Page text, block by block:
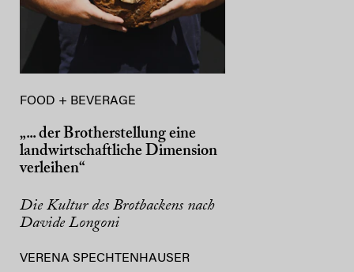
FOOD + BEVERAGE
„... der Brotherstellung eine
landwirtschaftliche Dimension
verleihen“
Die Kultur des Brotbackens nach
Davide Longoni
VERENA SPECHTENHAUSER